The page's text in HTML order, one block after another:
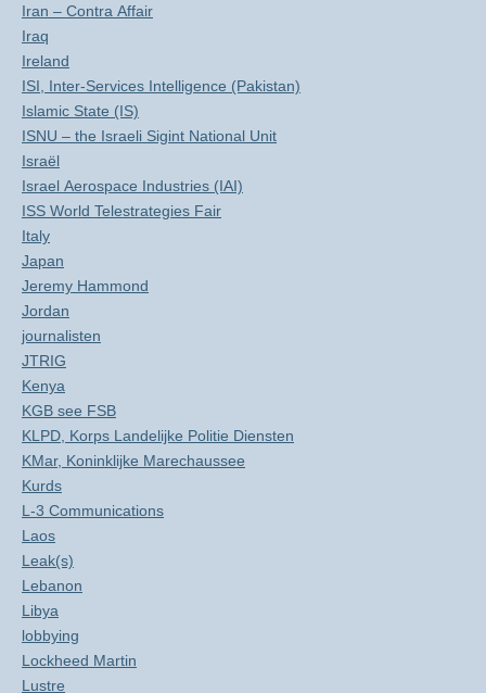
Iran – Contra Affair
Iraq
Ireland
ISI, Inter-Services Intelligence (Pakistan)
Islamic State (IS)
ISNU – the Israeli Sigint National Unit
Israël
Israel Aerospace Industries (IAI)
ISS World Telestrategies Fair
Italy
Japan
Jeremy Hammond
Jordan
journalisten
JTRIG
Kenya
KGB see FSB
KLPD, Korps Landelijke Politie Diensten
KMar, Koninklijke Marechaussee
Kurds
L-3 Communications
Laos
Leak(s)
Lebanon
Libya
lobbying
Lockheed Martin
Lustre